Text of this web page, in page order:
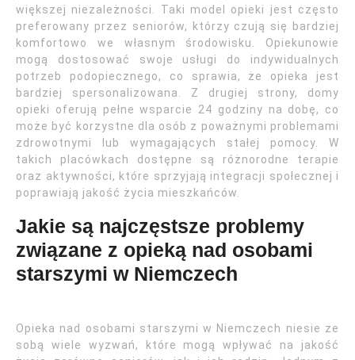
większej niezależności. Taki model opieki jest często
preferowany przez seniorów, którzy czują się bardziej
komfortowo we własnym środowisku. Opiekunowie
mogą dostosować swoje usługi do indywidualnych
potrzeb podopiecznego, co sprawia, że opieka jest
bardziej spersonalizowana. Z drugiej strony, domy
opieki oferują pełne wsparcie 24 godziny na dobę, co
może być korzystne dla osób z poważnymi problemami
zdrowotnymi lub wymagających stałej pomocy. W
takich placówkach dostępne są różnorodne terapie
oraz aktywności, które sprzyjają integracji społecznej i
poprawiają jakość życia mieszkańców.
Jakie są najczęstsze problemy
związane z opieką nad osobami
starszymi w Niemczech
Opieka nad osobami starszymi w Niemczech niesie ze
sobą wiele wyzwań, które mogą wpływać na jakość